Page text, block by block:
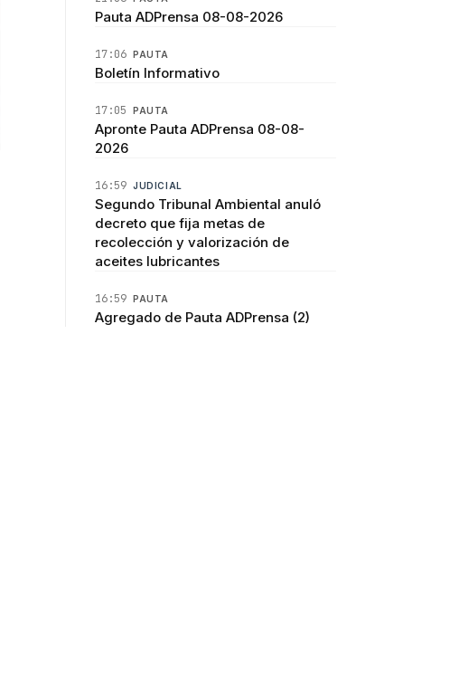
Pauta ADPrensa 08-08-2026
17:06 PAUTA
Boletín Informativo
17:05 PAUTA
Apronte Pauta ADPrensa 08-08-
2026
16:59 JUDICIAL
Segundo Tribunal Ambiental anuló
decreto que fija metas de
recolección y valorización de
aceites lubricantes
16:59 PAUTA
Agregado de Pauta ADPrensa (2)